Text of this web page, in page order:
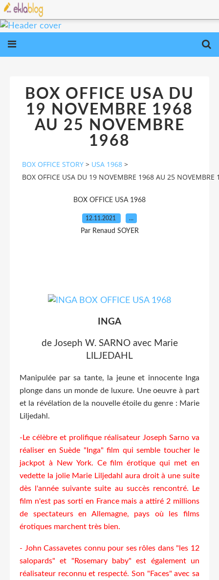
BOX OFFICE USA DU
19 NOVEMBRE 1968
AU 25 NOVEMBRE
1968
BOX OFFICE STORY > USA 1968 >
BOX OFFICE USA DU 19 NOVEMBRE 1968 AU 25 NOVEMBRE
BOX OFFICE USA 1968
12.11.2021 …
Par Renaud SOYER
INGA
de Joseph W. SARNO avec Marie
LILJEDAHL
Manipulée par sa tante, la jeune et innocente Inga
plonge dans un monde de luxure. Une oeuvre à part
et la révélation de la nouvelle étoile du genre : Marie
Liljedahl.
-Le célèbre et prolifique réalisateur Joseph Sarno va
réaliser en Suède "Inga" film qui semble toucher le
jackpot à New York. Ce film érotique qui met en
vedette la jolie Marie Liljedahl aura droit à une suite
dès l'année suivante suite au succès rencontré. Le
film n'est pas sorti en France mais a attiré 2 millions
de spectateurs en Allemagne, pays où les films
érotiques marchent très bien.
- John Cassavetes connu pour ses rôles dans "les 12
salopards" et "Rosemary baby" est également un
réalisateur reconnu et respecté. Son "Faces" avec sa